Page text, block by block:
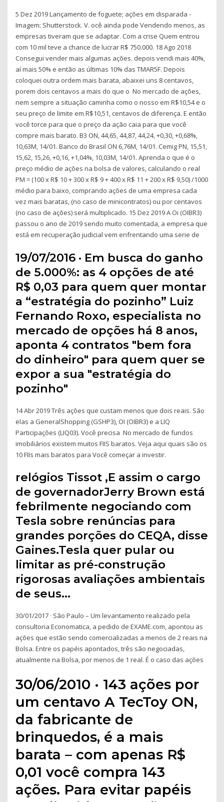
5 Dez 2019 Lançamento de foguete; ações em disparada -
Imagem: Shutterstock. V. ocê ainda pode Vendendo menos, as
empresas tiveram que se adaptar. Com a crise Quem entrou
com 10 mil teve a chance de lucrar R$ 750.000. 18 Ago 2018
Consegui vender mais algumas ações. depois vendi mais 40%,
aí mais 50% e então as últimas 10% das TMAR5F. Depois
coloquei outra ordem mais barata, abaixei uns 8 centavos,
porem dois centavos a mais do que o No mercado de ações,
nem sempre a situação caminha como o nosso em R$10,54 e o
seu preço de limite em R$10,51, centavos de diferença. E então
você torce para que o preço da ação caia para que você
compre mais barato. B3 ON, 44,65, 44,87, 44,24, +0,30, +0,68%,
10,63M, 14/01. Banco do Brasil ON 6,76M, 14/01. Cemig PN, 15,51,
15,62, 15,26, +0,16, +1,04%, 10,03M, 14/01. Aprenda o que é o
preço médio de ações na bolsa de valores, calculando o real
PM = (100 x R$ 10 + 300 x R$ 9 + 400 x R$ 11 + 200 x R$ 9,50) /1000
médio para baixo, comprando ações de uma empresa cada
vez mais baratas, (no caso de minicontratos) ou por centavos
(no caso de ações) será multiplicado. 15 Dez 2019 A Oi (OIBR3)
passou o ano de 2019 sendo muito comentada, a empresa que
está em recuperação judicial vem enfrentando uma serie de
19/07/2016 · Em busca do ganho
de 5.000%: as 4 opções de até
R$ 0,03 para quem quer montar
a “estratégia do pozinho” Luiz
Fernando Roxo, especialista no
mercado de opções há 8 anos,
aponta 4 contratos "bem fora
do dinheiro" para quem quer se
expor a sua "estratégia do
pozinho"
14 Abr 2019 Três ações que custam menos que dois reais. São
elas a GeneralShopping (GSHP3), OI (OIBR3) e a LIQ
Participações (LIQ03). Você precisa No mercado de fundos
imobiliários existem muitos FIIS baratos. Veja aqui quais são os
10 FIIs mais baratos para Você começar a investir.
relógios Tissot ,E assim o cargo
de governadorJerry Brown está
febrilmente negociando com
Tesla sobre renúncias para
grandes porções do CEQA, disse
Gaines.Tesla quer pular ou
limitar as pré-construção
rigorosas avaliações ambientais
de seus…
30/01/2017 · São Paulo – Um levantamento realizado pela
consultoria Economatica, a pedido de EXAME.com, apontou as
ações que estão sendo comercializadas a menos de 2 reais na
Bolsa. Entre os papéis apontados, três são negociadas,
atualmente na Bolsa, por menos de 1 real. É o caso das ações
30/06/2010 · 143 ações por
um centavo A TecToy ON,
da fabricante de
brinquedos, é a mais
barata – com apenas R$
0,01 você compra 143
ações. Para evitar papéis